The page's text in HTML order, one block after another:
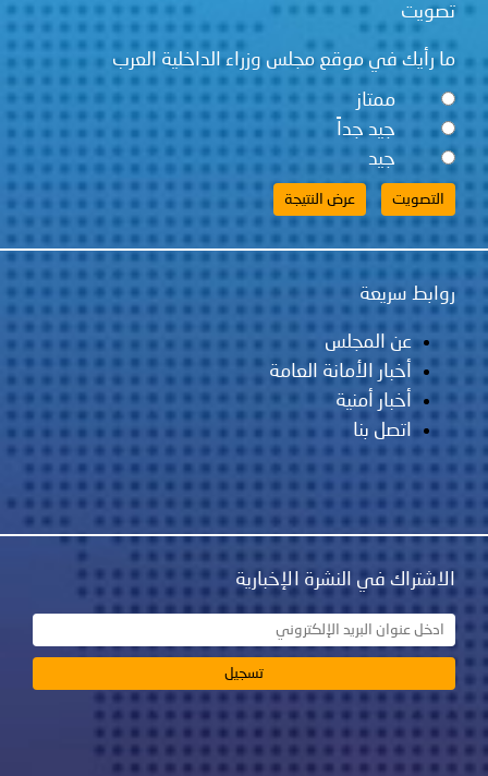
تصويت
ما رأيك في موقع مجلس وزراء الداخلية العرب
ممتاز
جيد جداً
جيد
روابط سريعة
عن المجلس
أخبار الأمانة العامة
أخبار أمنية
اتصل بنا
الاشتراك في النشرة الإخبارية